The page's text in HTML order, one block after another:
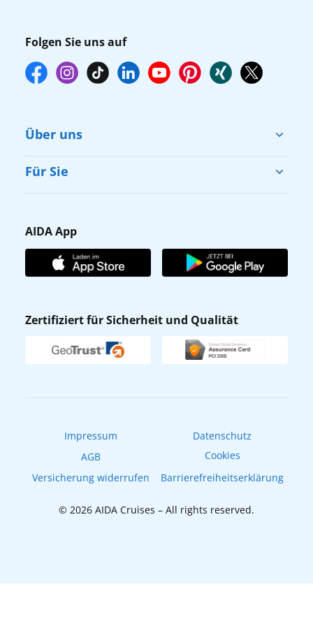
Folgen Sie uns auf
Über uns
Cruise & Help
Karriere
Affiliateprogramm
Verhaltens- & Ethikkodex
Newsletter
Für Sie
Gästefragebogen
AIDA Club
AIDA App
AIDA App
Zertifiziert für Sicherheit und Qualität
Impressum
Datenschutz
AGB
Cookies
Versicherung widerrufen
Barrierefreiheitserklärung
© 2026 AIDA Cruises – All rights reserved.